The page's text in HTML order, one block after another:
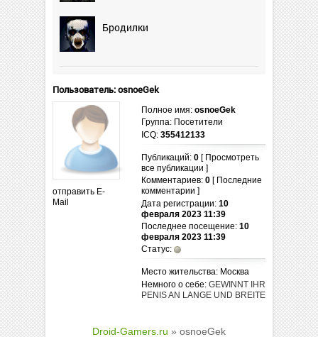
Бродилки
Пользователь: osnoeGek
отправить E-
Mail
Полное имя: osnoeGek
Группа: Посетители
ICQ: 355412133
Публикаций: 0 [ Просмотреть
все публикации ]
Комментариев: 0 [ Последние
комментарии ]
Дата регистрации: 10
февраля 2023 11:39
Последнее посещение: 10
февраля 2023 11:39
Статус:
Место жительства: Москва
Немного о себе: GEWINNT IHR
PENIS AN LANGE UND BREITE
Droid-Gamers.ru » osnoeGek